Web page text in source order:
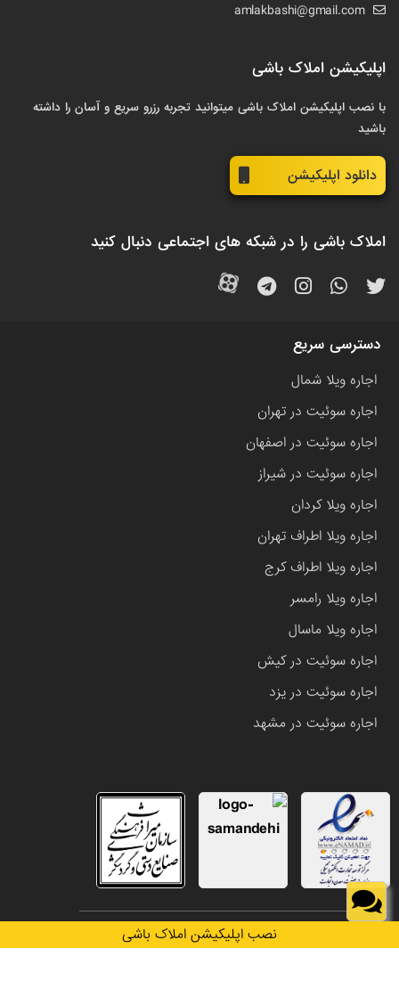
نصب اپلیکیشن املاک باشی
amlakbashi@gmail.com
اپلیکیشن املاک باشی
با نصب اپلیکیشن املاک باشی میتوانید تجربه رزرو سریع و آسان را داشته
باشید
دانلود اپلیکیشن
املاک باشی را در شبکه های اجتماعی دنبال کنید
دسترسی سریع
اجاره ویلا شمال
اجاره سوئیت در تهران
اجاره سوئیت در اصفهان
اجاره سوئیت در شیراز
اجاره ویلا کردان
اجاره ویلا اطراف تهران
اجاره ویلا اطراف کرج
اجاره ویلا رامسر
اجاره ویلا ماسال
اجاره سوئیت در کیش
اجاره سوئیت در یزد
اجاره سوئیت در مشهد
تمامی حقوق این وب سایت متعلق به املاک باشی می باشد.